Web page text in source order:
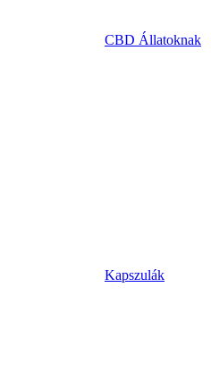
CBD Állatoknak
Kapszulák